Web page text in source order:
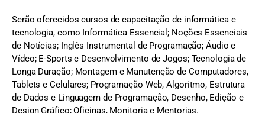
Serão oferecidos cursos de capacitação de informática e
tecnologia, como Informática Essencial; Noções Essenciais
de Notícias; Inglês Instrumental de Programação; Áudio e
Vídeo; E-Sports e Desenvolvimento de Jogos; Tecnologia de
Longa Duração; Montagem e Manutenção de Computadores,
Tablets e Celulares; Programação Web, Algoritmo, Estrutura
de Dados e Linguagem de Programação, Desenho, Edição e
Design Gráfico; Oficinas, Monitoria e Mentorias.